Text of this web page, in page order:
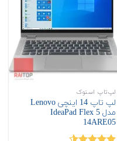
لپ‌تاپ استوک
لپ تاپ 14 اینچی Lenovo
مدل IdeaPad Flex 5
14ARE05